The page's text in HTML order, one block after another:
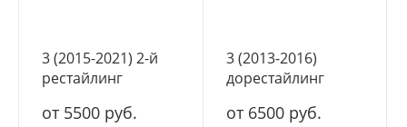
3 (2015-2021) 2-й
рестайлинг
от 5500 руб.
3 (2013-2016)
дорестайлинг
от 6500 руб.